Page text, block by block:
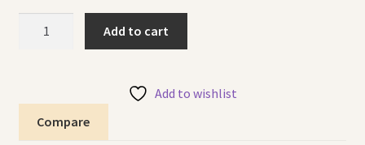
quantity
Add to cart
Add to wishlist
Compare